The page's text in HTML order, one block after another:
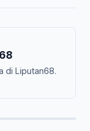
di Liputan68.